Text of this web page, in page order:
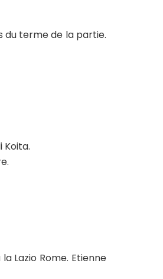
du terme de la partie.
Koita.
Lazio Rome. Etienne